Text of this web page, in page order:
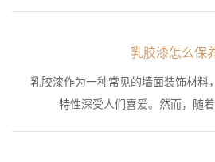
乳胶漆怎么保
乳胶漆作为一种常见的墙面装饰材料
特性深受人们喜爱。然而，随